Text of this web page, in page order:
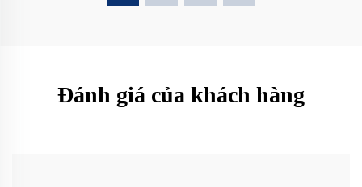
Đánh giá của khách hàng